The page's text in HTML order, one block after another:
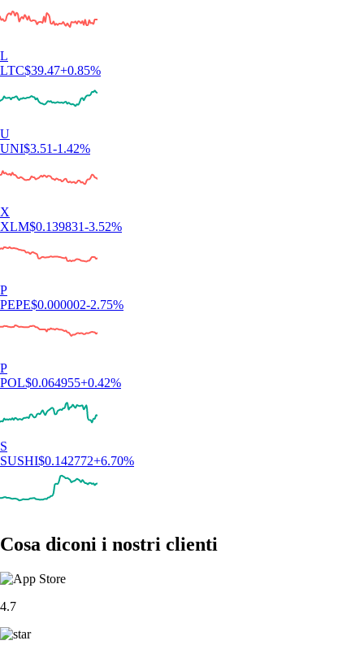
L
LTC$39.47+0.85%
U
UNI$3.51-1.42%
X
XLM$0.139831-3.52%
P
PEPE$0.000002-2.75%
P
POL$0.064955+0.42%
S
SUSHI$0.142772+6.70%
Cosa diconi i nostri clienti
4.7